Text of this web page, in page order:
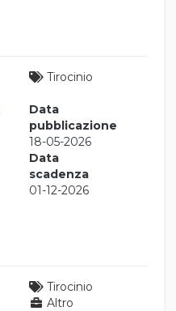
Tirocinio
Data
pubblicazione
18-05-2026
Data
scadenza
01-12-2026
Tirocinio
Altro